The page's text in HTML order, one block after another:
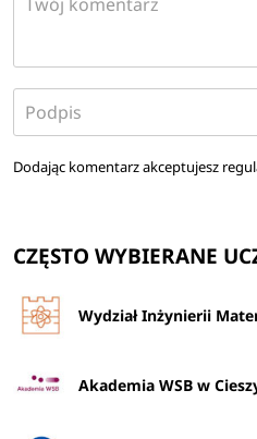
Dodając komentarz akceptujesz
CZĘSTO WYBIERANE
Wydział Inżynierii
Akademia WSB w